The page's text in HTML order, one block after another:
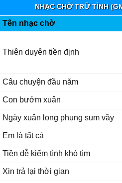
NHẠC CHỜ TRỮ TÌNH
Tên nhạc chờ
Thiên duyên tiền định
Câu chuyện đầu năm
Con bướm xuân
Ngày xuân long phụng sum vầy
Em là tất cả
Tiền dễ kiếm tình khó tìm
Xin trả lại thời gian